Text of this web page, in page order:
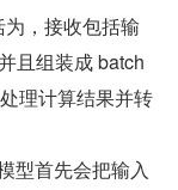
，接收包括输
且组装成 batch
理计算结果并转
型首先会把输入